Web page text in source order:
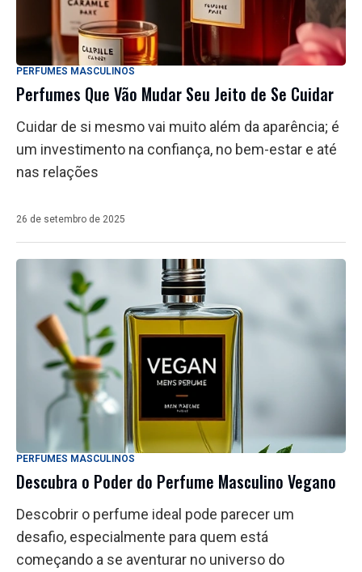
PERFUMES MASCULINOS
Perfumes Que Vão Mudar Seu Jeito de Se Cuidar
Cuidar de si mesmo vai muito além da aparência; é
um investimento na confiança, no bem-estar e até
nas relações
26 de setembro de 2025
PERFUMES MASCULINOS
Descubra o Poder do Perfume Masculino Vegano
Descobrir o perfume ideal pode parecer um
desafio, especialmente para quem está
começando a se aventurar no universo do